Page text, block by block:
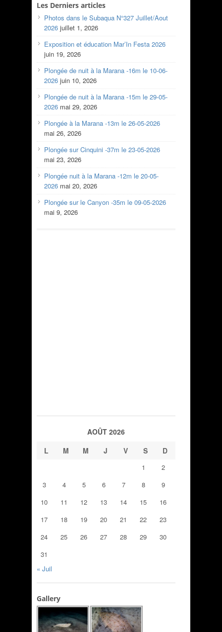
Les Derniers articles
Photos dans le Subaqua N°327 Juillet/Aout
2026 juillet 1, 2026
Exposition et éducation Mar’In Festa 2026
juin 19, 2026
Plongée de nuit à la Marana -16m le 10-06-
2026 juin 10, 2026
Plongée de nuit à la Marana -15m le 29-05-
2026 mai 29, 2026
Plongée à la Marana -13m le 26-05-2026
mai 26, 2026
Plongée sur Cinquini -37m le 23-05-2026
mai 23, 2026
Plongée nuit à la Marana -12m le 20-05-
2026 mai 20, 2026
Plongée sur le Canyon -35m le 09-05-2026
mai 9, 2026
AOÛT 2026
L
M M J V S D
1
2
3
4 5 6 7 8
9
10
11 12 13 14 15
16
17
18 19 20 21 22
23
24
25 26 27 28 29
30
31
« Juil
Gallery